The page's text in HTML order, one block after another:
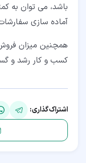
باشد، می توان به
آماده سازی
همچنین میزان
کسب و کار رشد و
اشتراک‌گذاری: